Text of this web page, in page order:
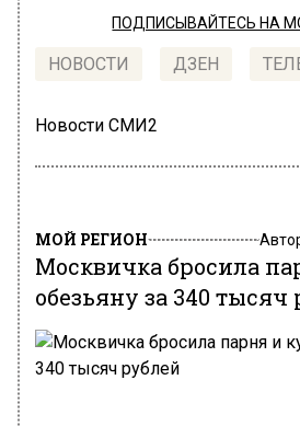
ПОДПИСЫВАЙТЕСЬ НА
НОВОСТИ ДЗЕН
Новости СМИ2
МОЙ РЕГИОН
Москвичка бросила
обезьяну за 340 тысяч